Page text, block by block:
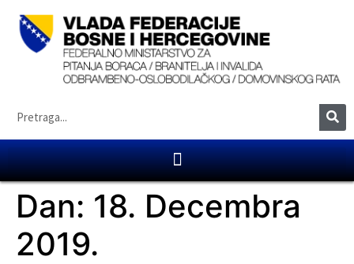
Dan: 18. Decembra
2019.